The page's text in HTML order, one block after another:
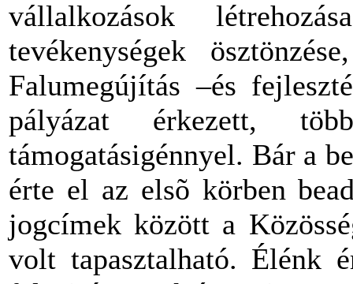
vállalkozások
tevékenységek
Falumegújítás –és
pályázat érkezett,
támogatásigénnyel. Bár a
érte el az elsõ körben
jogcímek között a
volt tapasztalható. Élénk